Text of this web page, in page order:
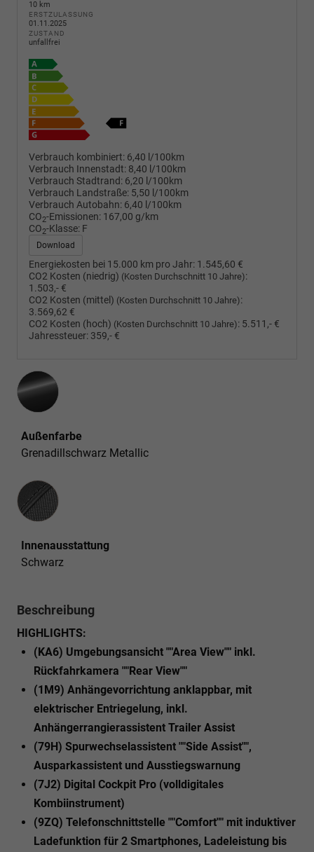
10 km
ERSTZULASSUNG
01.11.2025
ZUSTAND
unfallfrei
Verbrauch kombiniert: 6,40 l/100km
Verbrauch Innenstadt: 8,40 l/100km
Verbrauch Stadtrand: 6,20 l/100km
Verbrauch Landstraße: 5,50 l/100km
Verbrauch Autobahn: 6,40 l/100km
CO2-Emissionen: 167,00 g/km
CO2-Klasse: F
Download
Energiekosten bei 15.000 km pro Jahr: 1.545,60 €
CO2 Kosten (niedrig) (Kosten Durchschnitt 10 Jahre):
1.503,- €
CO2 Kosten (mittel) (Kosten Durchschnitt 10 Jahre):
3.569,62 €
CO2 Kosten (hoch) (Kosten Durchschnitt 10 Jahre): 5.511,- €
Jahressteuer: 359,- €
Außenfarbe
Grenadillschwarz Metallic
Innenausstattung
Innenausstattung
Schwarz
Beschreibung
HIGHLIGHTS:
(KA6) Umgebungsansicht ""Area View"" inkl.
Rückfahrkamera ""Rear View""
(1M9) Anhängevorrichtung anklappbar, mit
elektrischer Entriegelung, inkl.
Anhängerrangierassistent Trailer Assist
(79H) Spurwechselassistent ""Side Assist"",
Ausparkassistent und Ausstiegswarnung
(7J2) Digital Cockpit Pro (volldigitales
Kombiinstrument)
(9ZQ) Telefonschnittstelle ""Comfort"" mit induktiver
Ladefunktion für 2 Smartphones, Ladeleistung bis